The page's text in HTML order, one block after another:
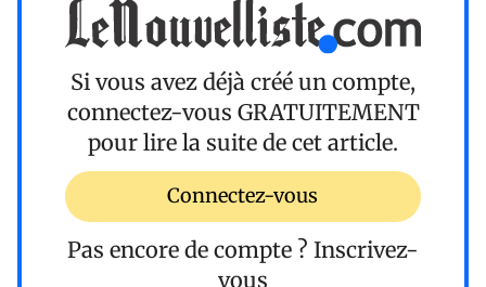
Si vous avez déjà créé un compte,
connectez-vous GRATUITEMENT
pour lire la suite de cet article.
Connectez-vous
Pas encore de compte ? Inscrivez-
vous